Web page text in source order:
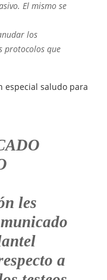
El mismo se
los
protocolos que
especial saludo para
les
a